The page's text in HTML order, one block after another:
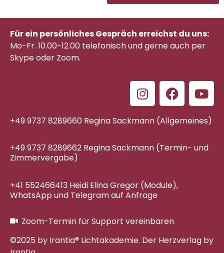
Für ein persönliches Gespräch erreichst du uns:
Mo-Fr. 10.00-12.00 telefonischund gerne auch per
Skype oder Zoom.
+49 9737 8289660 Regina Sackmann (Allgemeines)
+49 9737 8289662 Regina Sackmann (Termin- und
Zimmervergabe)
+41 552466413 Heidi Elina Gregor (Module),
WhatsApp und Telegram auf Anfrage
Zoom-Termin für Support vereinbaren
©2025 by Irantia® Lichtakademie. Der Herzverlag by